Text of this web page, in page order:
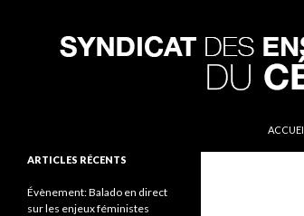
Syndicat des enseignantes et
ARTICLES RÉCENTS
Évènement: Balado en direct
sur les enjeux féministes